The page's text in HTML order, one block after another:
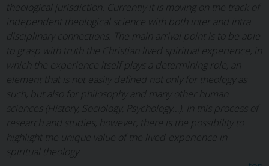
theological jurisdiction. Currently it is moving on the track of
independent theological science with both inter and intra
disciplinary connections. The main arrival point is to be able
to grasp with truth the Christian lived spiritual experience, in
which the experience itself plays a determining role, an
element that is not easily defined not only for theology as
such, but also for philosophy and many other human
sciences (History, Sociology, Psychology…). In this process of
research and studies, however, there is the possibility to
highlight the unique value of the lived-experience in
spiritual theology.